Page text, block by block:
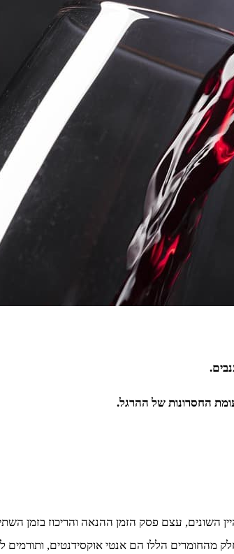
החסרונות של ההרגל.
עצם פסק הזמן ההנאה והריכוז בזמן
מהחומרים הללו הם אנטי אוקסידנטים, ותורמים